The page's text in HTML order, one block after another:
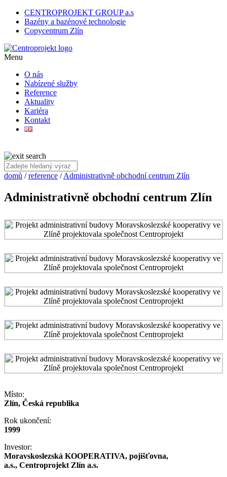
CENTROPROJEKT GROUP a.s
Bazény a bazénové technologie
Copycentrum Zlín
Menu
O nás
Nabízené služby
Reference
Aktuality
Kariéra
Kontakt
domů /reference /Administrativně obchodní centrum Zlín
Administrativně obchodní centrum Zlín
Místo:
Zlín, Česká republika
Rok ukončení:
1999
Investor:
Moravskoslezská KOOPERATIVA, pojišťovna,
a.s., Centroprojekt Zlín a.s.